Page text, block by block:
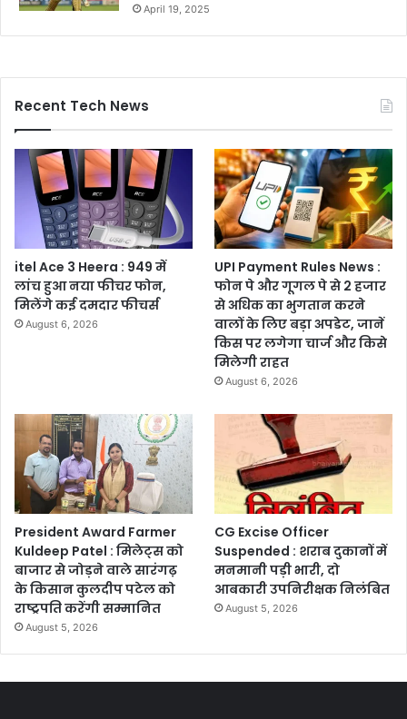
April 19, 2025
Recent Tech News
itel Ace 3 Heera : 949 में
लांच हुआ नया फीचर फोन,
मिलेंगे कई दमदार फीचर्स
August 6, 2026
UPI Payment Rules News :
फोन पे और गूगल पे से 2 हजार
से अधिक का भुगतान करने
वालों के लिए बड़ा अपडेट, जानें
किस पर लगेगा चार्ज और किसे
मिलेगी राहत
August 6, 2026
President Award Farmer
Kuldeep Patel : मिलेट्स को
बाजार से जोड़ने वाले सारंगढ़
के किसान कुलदीप पटेल को
राष्ट्रपति करेंगी सम्मानित
August 5, 2026
CG Excise Officer
Suspended : शराब दुकानों में
मनमानी पड़ी भारी, दो
आबकारी उपनिरीक्षक निलंबित
August 5, 2026